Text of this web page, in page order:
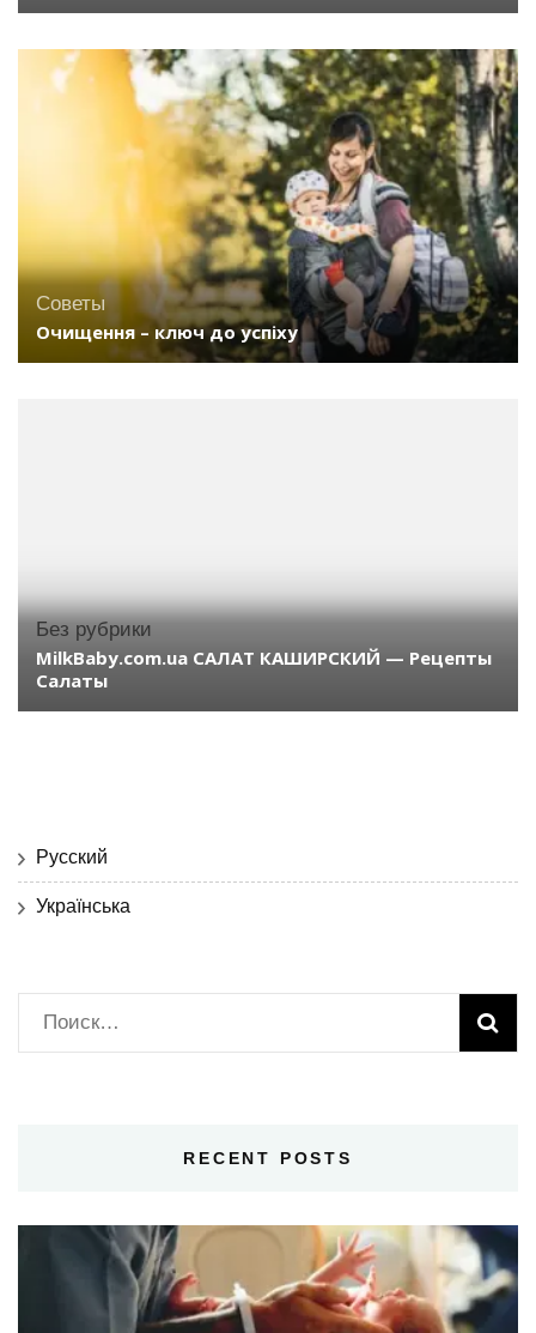
Советы
Очищення – ключ до успіху
Без рубрики
MilkBaby.com.ua САЛАТ КАШИРСКИЙ — Рецепты
Салаты
Русский
Українська
Найти:
RECENT POSTS